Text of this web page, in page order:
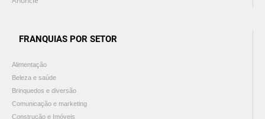
FRANQUIAS POR SETOR
Alimentação
Beleza e saúde
Brinquedos e diversão
Comunicação e marketing
Construção e Imóveis